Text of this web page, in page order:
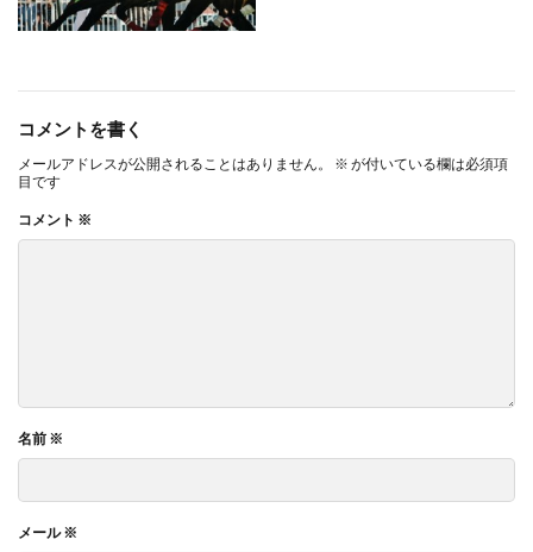
コメントを書く
メールアドレスが公開されることはありません。 ※ が付いている欄は必須項
目です
コメント ※
名前 ※
メール※